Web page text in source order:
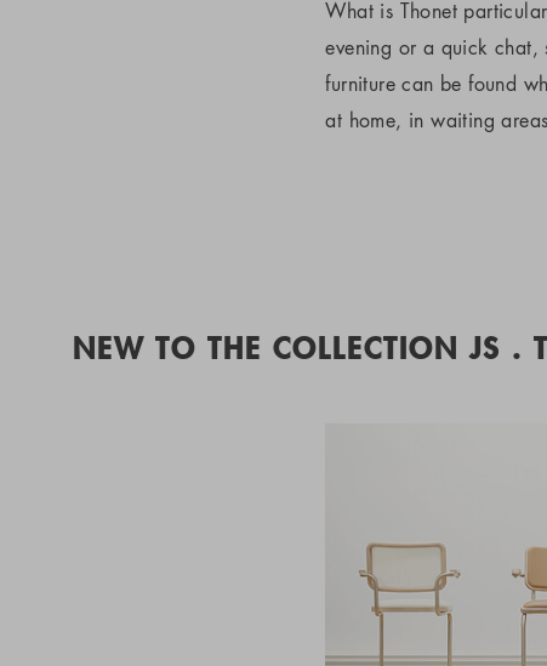
What is Thonet
evening or a quick chat,
furniture can be found
at home, in waiting
NEW TO THE COLLECTION JS